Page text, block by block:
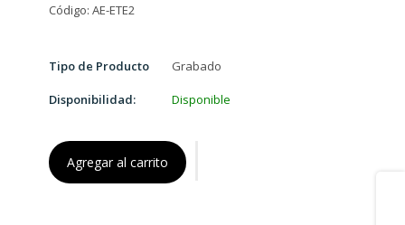
Tipo de Producto Grabado
Disponibilidad: Disponible
Agregar al carrito